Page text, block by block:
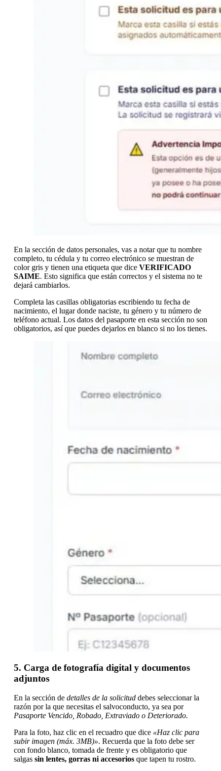
En la sección de datos personales, vas a notar que tu nombre
completo, tu cédula y tu correo electrónico se muestran de
color gris y tienen una etiqueta que dice VERIFICADO
SAIME. Esto significa que están correctos y el sistema no te
dejará cambiarlos.
Completa las casillas obligatorias escribiendo tu fecha de
nacimiento, el lugar donde naciste, tu género y tu número de
teléfono actual. Los datos del pasaporte en esta sección no son
obligatorios, así que puedes dejarlos en blanco si no los tienes.
5. Carga de fotografía digital y documentos
adjuntos
En la sección de detalles de la solicitud debes seleccionar la
razón por la que necesitas el salvoconducto, ya sea por
Pasaporte Vencido, Robado, Extraviado o Deteriorado.
Para la foto, haz clic en el recuadro que dice «Haz clic para
subir imagen (máx. 3MB)». Recuerda que la foto debe ser
con fondo blanco, tomada de frente y es obligatorio que
salgas sin lentes, gorras ni accesorios que tapen tu rostro.